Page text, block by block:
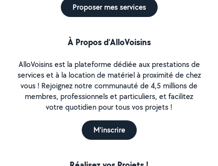
Proposer mes services
À Propos d’AlloVoisins
AlloVoisins est la plateforme dédiée aux prestations de
services et à la location de matériel à proximité de chez
vous ! Rejoignez notre communauté de 4,5 millions de
membres, professionnels et particuliers, et facilitez
votre quotidien pour tous vos projets !
M'inscrire